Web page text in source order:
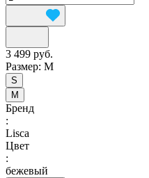
3 499 руб.
Размер: M
S
M
Бренд
:
Lisca
Цвет
:
бежевый